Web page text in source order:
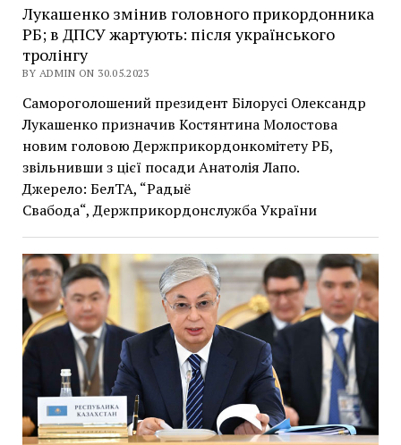
Лукашенко змінив головного прикордонника
РБ; в ДПСУ жартують: після українського
тролінгу
BY ADMIN ON 30.05.2023
Самороголошений президент Білорусі Олександр
Лукашенко призначив Костянтина Молостова
новим головою Держприкордонкомітету РБ,
звільнивши з цієї посади Анатолія Лапо.
Джерело: БелТА, “Радыё
Свабода“, Держприкордонслужба України